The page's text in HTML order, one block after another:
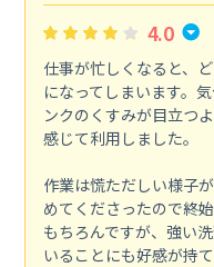
4.0
仕事が忙しくなると、
になってしまいます。
ンクのくすみが目立つ
感じて利用しました。
作業は慌ただしい様子
めてくださったので終
もちろんですが、強い
いることにも好感が持て